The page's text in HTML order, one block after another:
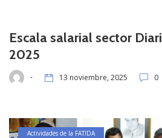
Escala salarial sector
2025
- 13 noviembre, 2025 0
Actividades de la FATIDA